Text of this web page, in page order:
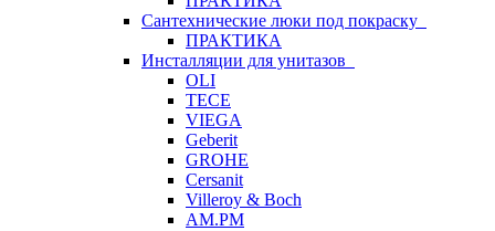
Сантехнические люки под покраску
ПРАКТИКА
Инсталляции для унитазов
OLI
TECE
VIEGA
Geberit
GROHE
Cersanit
Villeroy & Boch
AM.PM